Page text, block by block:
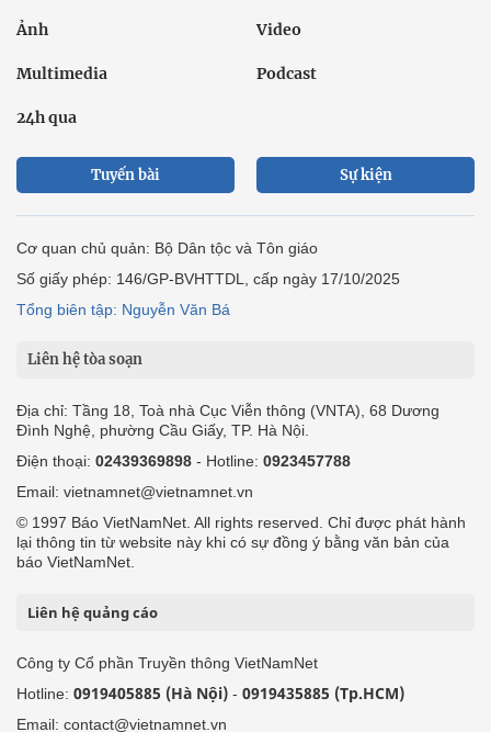
Ảnh Video
Multimedia Podcast
24h qua
Tuyến bài Sự kiện
Cơ quan chủ quản: Bộ Dân tộc và Tôn giáo
Số giấy phép: 146/GP-BVHTTDL, cấp ngày 17/10/2025
Tổng biên tập: Nguyễn Văn Bá
Liên hệ tòa soạn
Địa chỉ: Tầng 18, Toà nhà Cục Viễn thông (VNTA), 68 Dương
Đình Nghệ, phường Cầu Giấy, TP. Hà Nội.
Điện thoại: 02439369898 - Hotline: 0923457788
Email: vietnamnet@vietnamnet.vn
© 1997 Báo VietNamNet. All rights reserved. Chỉ được phát hành
lại thông tin từ website này khi có sự đồng ý bằng văn bản của
báo VietNamNet.
Liên hệ quảng cáo
Công ty Cổ phần Truyền thông VietNamNet
Hotline: 0919405885 (Hà Nội) - 0919435885 (Tp.HCM)
Email: contact@vietnamnet.vn